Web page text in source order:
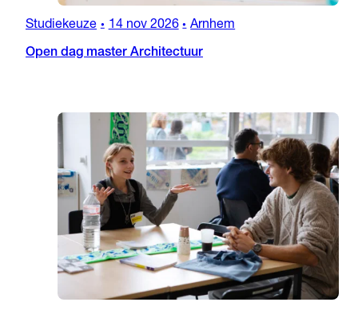
Studiekeuze • 14 nov 2026 • Arnhem
Open dag master Architectuur